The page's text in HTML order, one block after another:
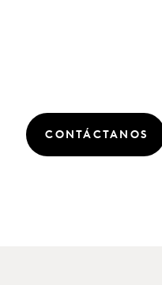
CONTÁCTANOS